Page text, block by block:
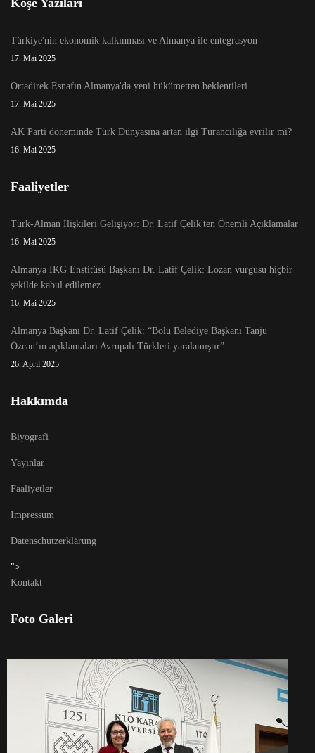
Türkiye'nin ekonomik kalkınması ve Almanya ile entegrasyon
17. Mai 2025
Ortadirek Esnafın Almanya'da yeni hükümetten beklentileri
17. Mai 2025
AK Parti döneminde Türk Dünyasına artan ilgi Turancılığa evrilir mi?
16. Mai 2025
Faaliyetler
Türk-Alman İlişkileri Gelişiyor: Dr. Latif Çelik'ten Önemli Açıklamalar
16. Mai 2025
Almanya IKG Enstitüsü Başkanı Dr. Latif Çelik: Lozan vurgusu hiçbir
şekilde kabul edilemez
16. Mai 2025
Almanya Başkanı Dr. Latif Çelik: “Bolu Belediye Başkanı Tanju
Özcan’ın açıklamaları Avrupalı Türkleri yaralamıştır”
26. April 2025
Hakkımda
Biyografi
Yayınlar
Faaliyetler
Impressum
Datenschutzerklärung
">
Kontakt
Foto Galeri